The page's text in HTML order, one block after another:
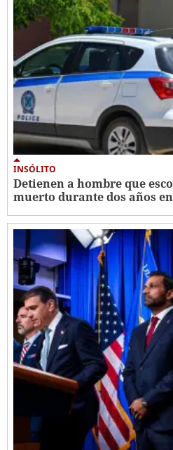
INSÓLITO
Detienen a hombre que
muerto durante dos años